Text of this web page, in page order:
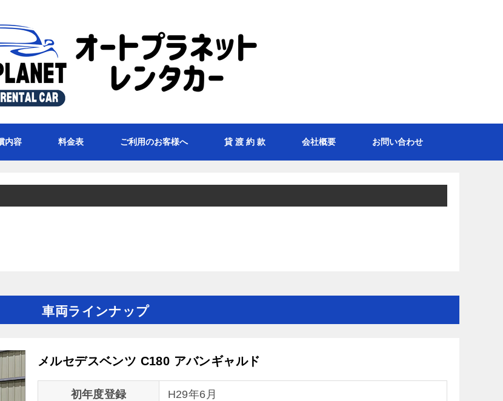
内容 料金表 ご利用のお客様へ 貸 渡 約 款 会社概要 お問い合わせ
車両ラインナップ
メルセデスベンツ C180 アバンギャルド
初年度登録 H29年6月